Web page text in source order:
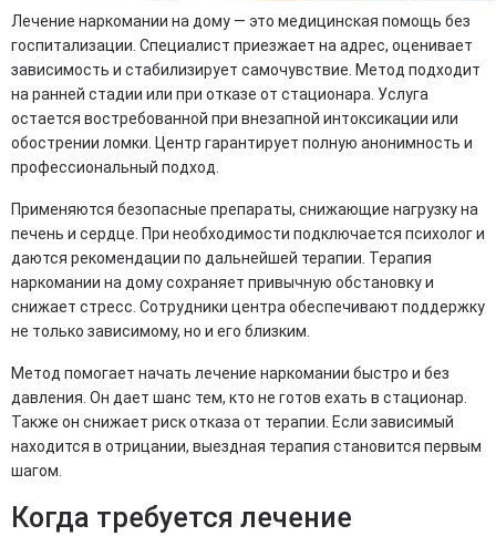
Лечение наркомании на дому — это медицинская помощь без
госпитализации. Специалист приезжает на адрес, оценивает
зависимость и стабилизирует самочувствие. Метод подходит
на ранней стадии или при отказе от стационара. Услуга
остается востребованной при внезапной интоксикации или
обострении ломки. Центр гарантирует полную анонимность и
профессиональный подход.
Применяются безопасные препараты, снижающие нагрузку на
печень и сердце. При необходимости подключается психолог и
даются рекомендации по дальнейшей терапии. Терапия
наркомании на дому сохраняет привычную обстановку и
снижает стресс. Сотрудники центра обеспечивают поддержку
не только зависимому, но и его близким.
Метод помогает начать лечение наркомании быстро и без
давления. Он дает шанс тем, кто не готов ехать в стационар.
Также он снижает риск отказа от терапии. Если зависимый
находится в отрицании, выездная терапия становится первым
шагом.
Когда требуется лечение